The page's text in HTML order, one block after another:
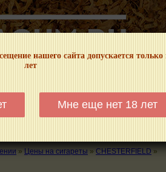
нашего сайта допускается
лет
Мне еще нет 18 лет
ПРОДАЖЕЙ И РЕКЛАМОЙ
ГДЕ ПОКУРИТЬ КУРЕНИЕ И
» Цены на сигареты » CHESTERFIELD »